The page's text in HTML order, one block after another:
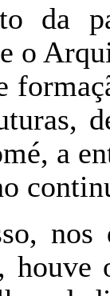
da
o
a
nos
houve